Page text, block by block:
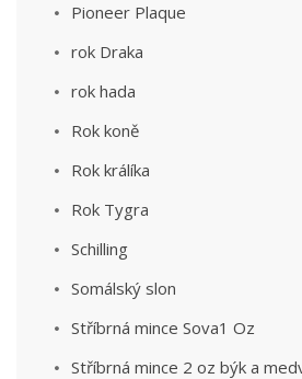
Pioneer Plaque
rok Draka
rok hada
Rok koně
Rok králíka
Rok Tygra
Schilling
Somálský slon
Stříbrná mince Sova1 Oz
Stříbrná mince 2 oz býk a